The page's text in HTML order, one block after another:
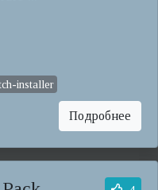
installer
Подробнее